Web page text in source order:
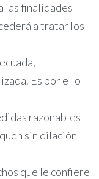
las finalidades
a tratar los
Es por ello
razonables
sin dilación
que le confiere